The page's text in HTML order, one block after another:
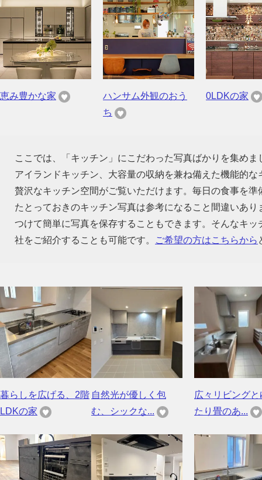
恵み豊かな家
ハンサム外観のおう
ち
0LDKの家
ここでは、「キッチン」にこだわった写真ばかりを集め
アイランドキッチン、大容量の収納を兼ね備えた機能的
贅沢なキッチン空間がご覧いただけます。毎日の食事を
たとっておきのキッチン写真は参考になること間違いあ
つけて簡単に写真を保存することもできます。そんなキ
社をご紹介することも可能です。
ご希望の方はこちらから
暮らしを広げる、2階
LDKの家
自然光が優しく包
む、シックな...
広々リビングと
たり畳のあ...